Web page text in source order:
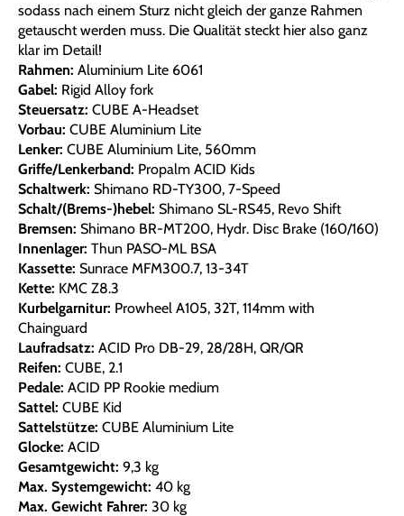
sodass nach einem Sturz nicht gleich der ganze Rahmen
getauscht werden muss. Die Qualität steckt hier also ganz
klar im Detail!
Rahmen: Aluminium Lite 6061
Gabel: Rigid Alloy fork
Steuersatz: CUBE A-Headset
Vorbau: CUBE Aluminium Lite
Lenker: CUBE Aluminium Lite, 560mm
Griffe/Lenkerband: Propalm ACID Kids
Schaltwerk: Shimano RD-TY300, 7-Speed
Schalt/(Brems-)hebel: Shimano SL-RS45, Revo Shift
Bremsen: Shimano BR-MT200, Hydr. Disc Brake (160/160)
Innenlager: Thun PASO-ML BSA
Kassette: Sunrace MFM300.7, 13-34T
Kette: KMC Z8.3
Kurbelgarnitur: Prowheel A105, 32T, 114mm with
Chainguard
Laufradsatz: ACID Pro DB-29, 28/28H, QR/QR
Reifen: CUBE, 2.1
Pedale: ACID PP Rookie medium
Sattel: CUBE Kid
Sattelstütze: CUBE Aluminium Lite
Glocke: ACID
Gesamtgewicht: 9,3 kg
Max. Systemgewicht: 40 kg
Max. Gewicht Fahrer: 30 kg